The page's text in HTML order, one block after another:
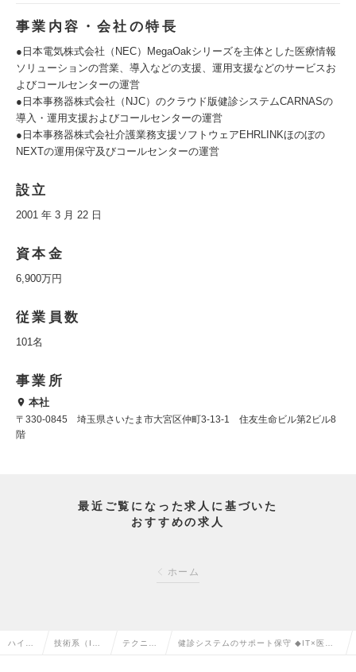
事業内容・会社の特長
●日本電気株式会社（NEC）MegaOakシリーズを主体とした医療情報
ソリューションの営業、導入などの支援、運用支援などのサービスお
よびコールセンターの運営
●日本事務器株式会社（NJC）のクラウド版健診システムCARNASの
導入・運用支援およびコールセンターの運営
●日本事務器株式会社介護業務支援ソフトウェアEHRLINKほのぼの
NEXTの運用保守及びコールセンターの運営
設立
2001 年 3 月 22 日
資本金
6,900万円
従業員数
101名
事業所
本社
〒330-0845 埼玉県さいたま市大宮区仲町3-13-1 住友生命ビル第2ビル8
階
最近ご覧になった求人に基づいた
おすすめの求人
ホーム
ハイク 技術系（I テクニカ 健診システムのサポート保守 ◆IT×医療